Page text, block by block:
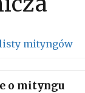
mityngów
o mityngu